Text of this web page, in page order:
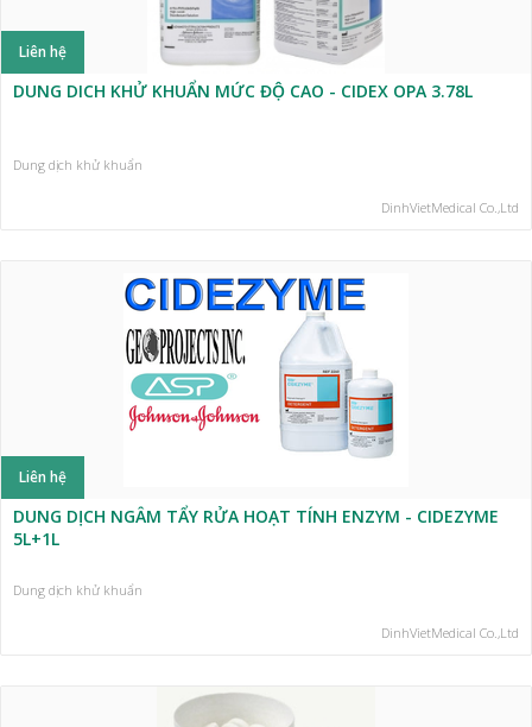
Liên hệ
DUNG DICH KHỬ KHUẨN MỨC ĐỘ CAO - CIDEX OPA 3.78L
Dung dịch khử khuẩn
DinhVietMedical Co.,Ltd
Liên hệ
DUNG DỊCH NGÂM TẨY RỬA HOẠT TÍNH ENZYM - CIDEZYME
5L+1L
Dung dịch khử khuẩn
DinhVietMedical Co.,Ltd